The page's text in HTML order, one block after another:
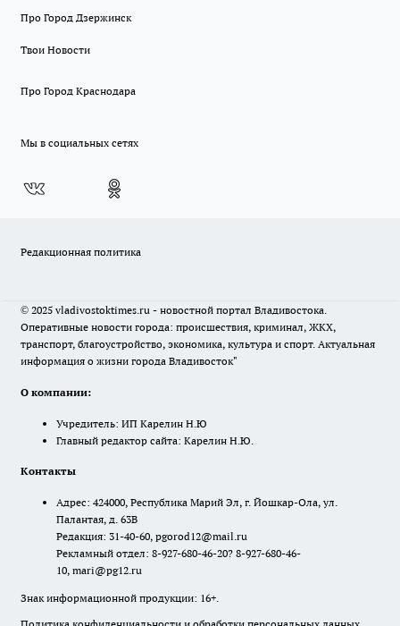
Про Город Дзержинск
Твои Новости
Про Город Краснодара
Мы в социальных сетях
Редакционная политика
© 2025 vladivostoktimes.ru - новостной портал Владивостока.
Оперативные новости города: происшествия, криминал, ЖКХ,
транспорт, благоустройство, экономика, культура и спорт. Актуальная
информация о жизни города Владивосток"
О компании:
Учредитель: ИП Карелин Н.Ю
Главный редактор сайта: Карелин Н.Ю.
Контакты
Адрес: 424000, Республика Марий Эл, г. Йошкар-Ола, ул.
Палантая, д. 63В
Редакция: 31-40-60, pgorod12@mail.ru
Рекламный отдел: 8-927-680-46-20? 8-927-680-46-
10, mari@pg12.ru
Знак информационной продукции: 16+.